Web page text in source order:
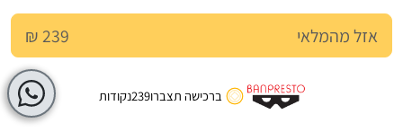
אזל מהמלאי 239 ₪
ברכישה תצברו239נקודות